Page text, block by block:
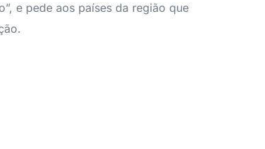
e pede aos países da região que